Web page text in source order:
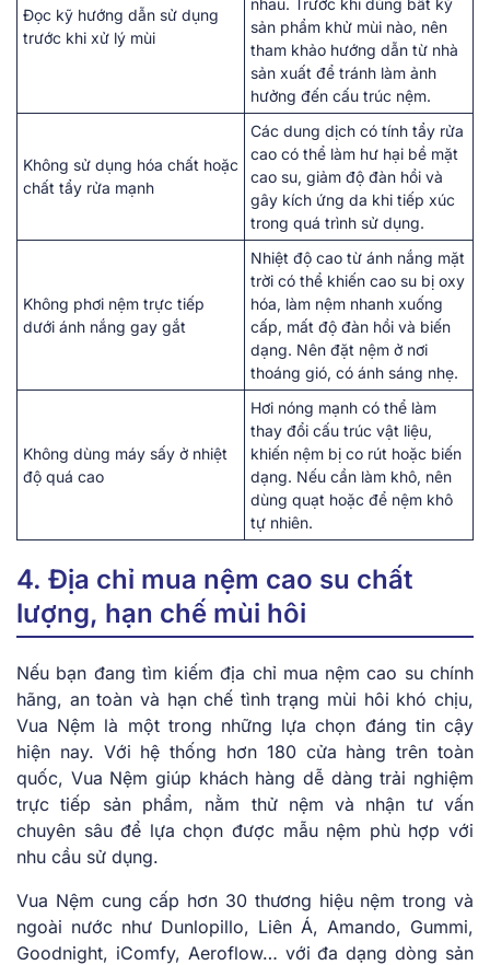
Đọc kỹ hướng dẫn sử dụng
trước khi xử lý mùi
nhau. Trước khi dùng bất kỳ
sản phẩm khử mùi nào, nên
tham khảo hướng dẫn từ nhà
sản xuất để tránh làm ảnh
hưởng đến cấu trúc nệm.
Không sử dụng hóa chất hoặc
chất tẩy rửa mạnh
Các dung dịch có tính tẩy rửa
cao có thể làm hư hại bề mặt
cao su, giảm độ đàn hồi và
gây kích ứng da khi tiếp xúc
trong quá trình sử dụng.
Không phơi nệm trực tiếp
dưới ánh nắng gay gắt
Nhiệt độ cao từ ánh nắng mặt
trời có thể khiến cao su bị oxy
hóa, làm nệm nhanh xuống
cấp, mất độ đàn hồi và biến
dạng. Nên đặt nệm ở nơi
thoáng gió, có ánh sáng nhẹ.
Không dùng máy sấy ở nhiệt
độ quá cao
Hơi nóng mạnh có thể làm
thay đổi cấu trúc vật liệu,
khiến nệm bị co rút hoặc biến
dạng. Nếu cần làm khô, nên
dùng quạt hoặc để nệm khô
tự nhiên.
4. Địa chỉ mua nệm cao su chất
lượng, hạn chế mùi hôi
Nếu bạn đang tìm kiếm địa chỉ mua nệm cao su chính
hãng, an toàn và hạn chế tình trạng mùi hôi khó chịu,
Vua Nệm là một trong những lựa chọn đáng tin cậy
hiện nay. Với hệ thống hơn 180 cửa hàng trên toàn
quốc, Vua Nệm giúp khách hàng dễ dàng trải nghiệm
trực tiếp sản phẩm, nằm thử nệm và nhận tư vấn
chuyên sâu để lựa chọn được mẫu nệm phù hợp với
nhu cầu sử dụng.
Vua Nệm cung cấp hơn 30 thương hiệu nệm trong và
ngoài nước như Dunlopillo, Liên Á, Amando, Gummi,
Goodnight, iComfy, Aeroflow… với đa dạng dòng sản